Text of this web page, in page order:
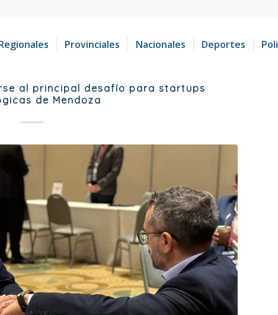
Provinciales Nacionales Deportes
al principal desafío para startups
de Mendoza